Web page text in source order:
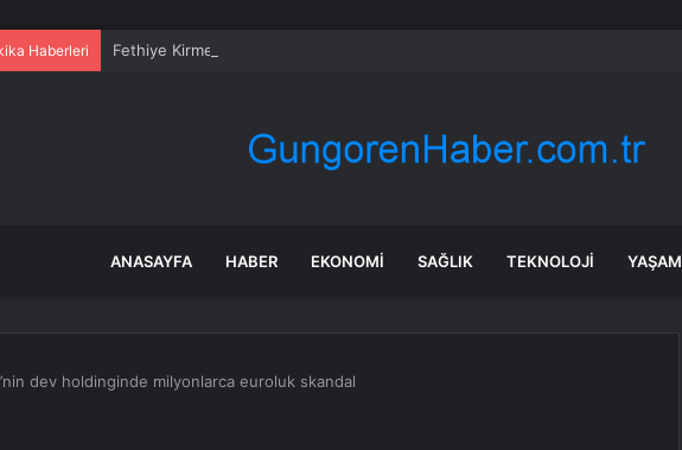
Haberleri Fethiye Kirme ve Kozağaç içme suyu hatları yenileniyor
ANASAYFA HABER EKONOMI SAĞLIK TEKNOLOJI YAŞAM
dev holdinginde milyonlarca euroluk skandal